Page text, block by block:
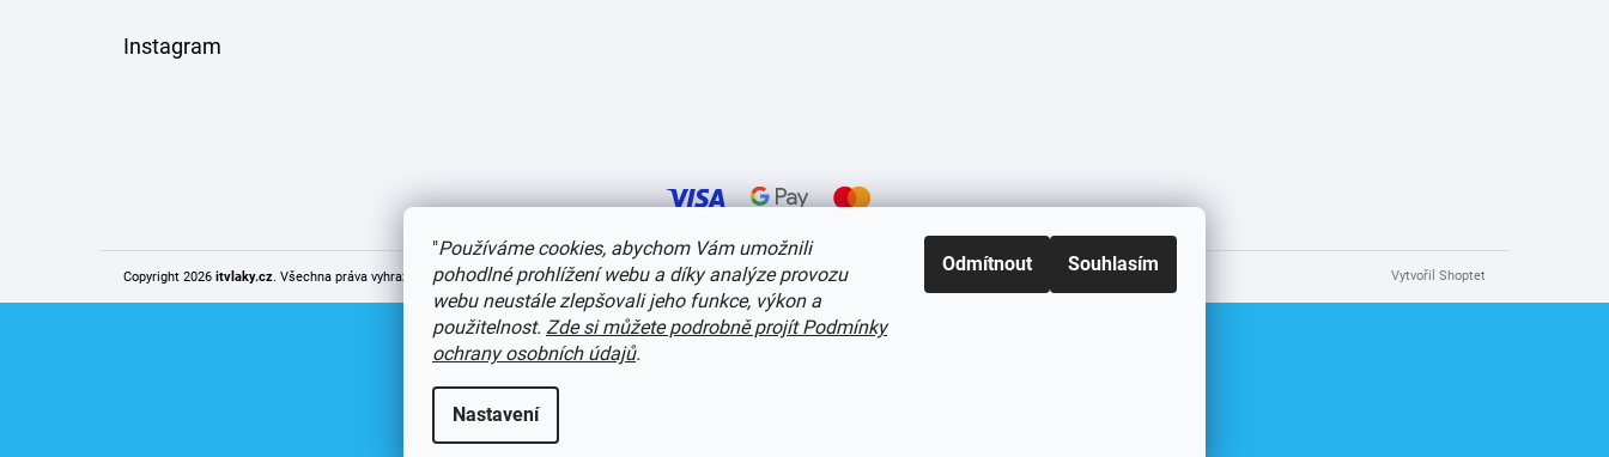
"Používáme cookies, abychom Vám umožnili
pohodlné prohlížení webu a díky analýze provozu
webu neustále zlepšovali jeho funkce, výkon a
použitelnost. Zde si můžete podrobně projít Podmínky
ochrany osobních údajů.
Nastavení
Odmítnout Souhlasím
Instagram
Vytvořil Shoptet
Copyright 2026 itvlaky.cz. Všechna práva vyhrazena.Upravit nastavení cookies